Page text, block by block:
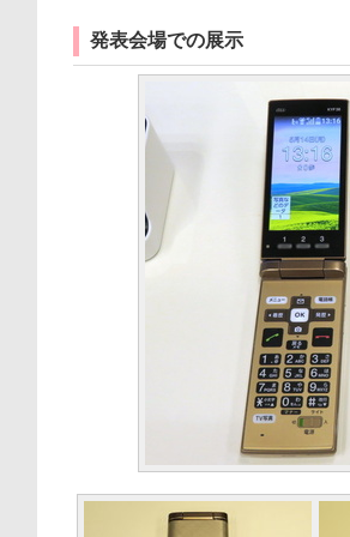
発表会場での展示